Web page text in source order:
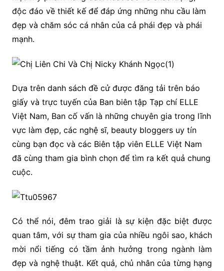
độc đáo về thiết kế để đáp ứng những nhu cầu làm
đẹp và chăm sóc cá nhân của cả phái đẹp và phái
mạnh.
Dựa trên danh sách đề cử được đăng tải trên báo
giấy và trực tuyến của Ban biên tập Tạp chí ELLE
Việt Nam, Ban cố vấn là những chuyên gia trong lĩnh
vực làm đẹp, các nghệ sĩ, beauty bloggers uy tín
cùng bạn đọc và các Biên tập viên ELLE Việt Nam
đã cùng tham gia bình chọn để tìm ra kết quả chung
cuộc.
Có thể nói, đêm trao giải là sự kiện đặc biệt được
quan tâm, với sự tham gia của nhiều ngôi sao, khách
mời nổi tiếng có tầm ảnh hưởng trong ngành làm
đẹp và nghệ thuật. Kết quả, chủ nhân của từng hạng